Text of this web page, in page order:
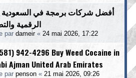
أفضل شركات برمجة في السعودية
الرقمية
par dameir« 24 mai 2026, 17:22
942-4296 Buy Weed Cocaine in
Ajman United Arab Emirates
par penson « 21 mai 2026, 09:26